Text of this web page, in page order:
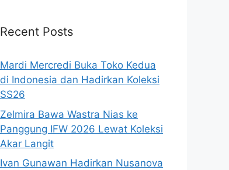
Recent Posts
Mardi Mercredi Buka Toko Kedua
di Indonesia dan Hadirkan Koleksi
SS26
Zelmira Bawa Wastra Nias ke
Panggung IFW 2026 Lewat Koleksi
Akar Langit
Ivan Gunawan Hadirkan Nusanova